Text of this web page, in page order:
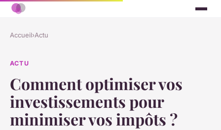
Accueil›Actu
ACTU
Comment optimiser vos
investissements pour
minimiser vos impôts ?